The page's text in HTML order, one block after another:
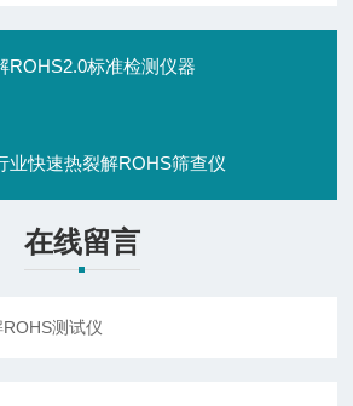
ROHS2.0标准检测仪器
业快速热裂解ROHS筛查仪
在线留言